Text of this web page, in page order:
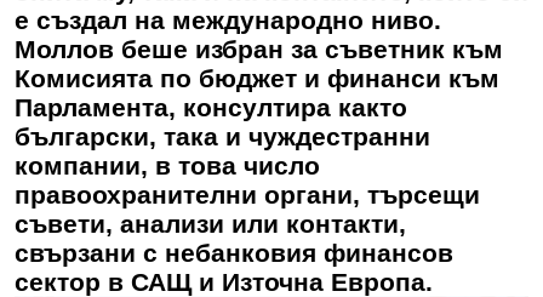
е създал на международно ниво.
Моллов беше избран за съветник към
Комисията по бюджет и финанси към
Парламента, консултира както
български, така и чуждестранни
компании, в това число
правоохранителни органи, търсещи
съвети, анализи или контакти,
свързани с небанковия финансов
сектор в САЩ и Източна Европа.